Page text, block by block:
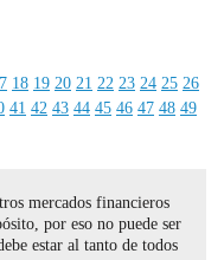
18 19 20 21 22 23 24 25 26
41 42 43 44 45 46 47 48 49
mercados financieros
por eso no puede ser
estar al tanto de todos